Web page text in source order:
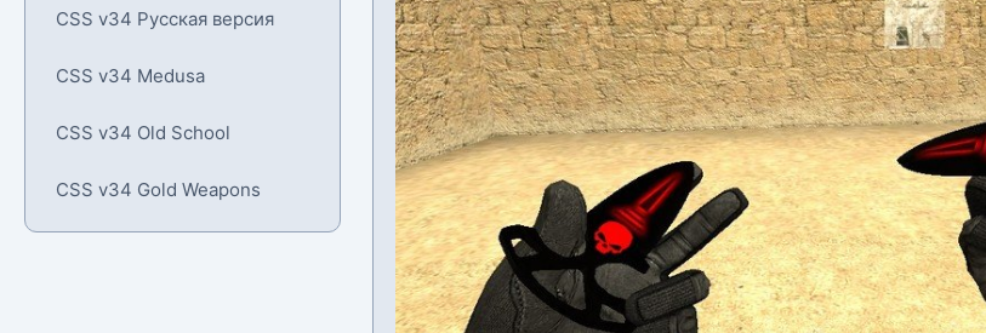
CSS v34 Русская версия
CSS v34 Medusa
CSS v34 Old School
CSS v34 Gold Weapons